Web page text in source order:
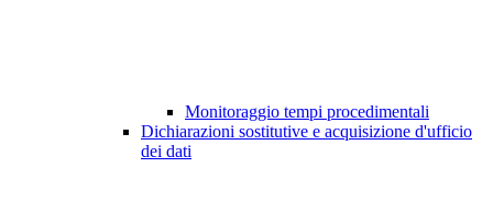
Monitoraggio tempi procedimentali
Dichiarazioni sostitutive e acquisizione d'ufficio
dei dati